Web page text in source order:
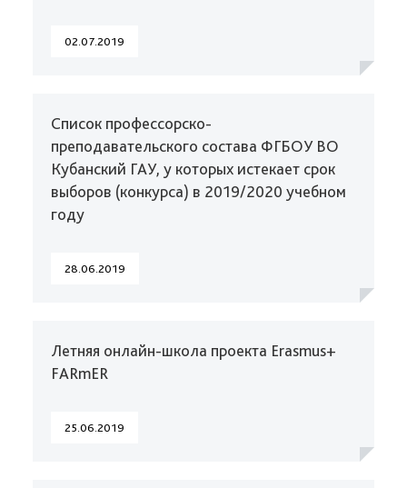
02.07.2019
Список профессорско-
преподавательского состава ФГБОУ ВО
Кубанский ГАУ, у которых истекает срок
выборов (конкурса) в 2019/2020 учебном
году
28.06.2019
Летняя онлайн-школа проекта Erasmus+
FARmER
25.06.2019